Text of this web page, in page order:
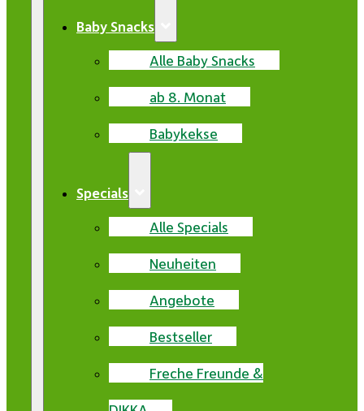
Baby Snacks
Alle Baby Snacks
ab 8. Monat
Babykekse
Specials
Alle Specials
Neuheiten
Angebote
Bestseller
Freche Freunde &